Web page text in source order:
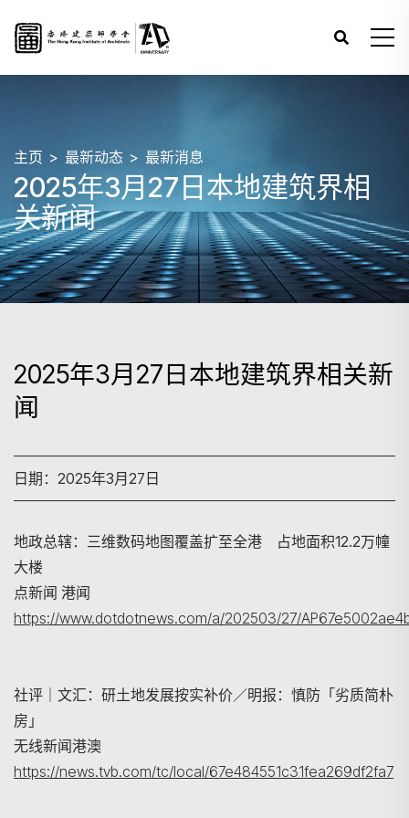
主页 最新动态 最新消息
2025年3月27日本地建筑界相
关新闻
2025年3月27日本地建筑界相关新
闻
日期：2025年3月27日
地政总辖：三维数码地图覆盖扩至全港 占地面积12.2万幢
大楼
点新闻 港闻
https://www.dotdotnews.com/a/202503/27/
社评｜文汇：研土地发展按实补价／明报：慎防「劣质简朴
房」
无线新闻港澳
https://news.tvb.com/tc/local/67e484551c31fea269df2fa7